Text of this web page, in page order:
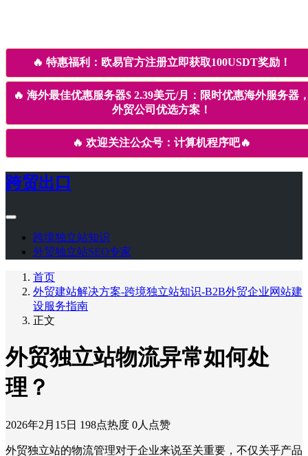
🔥 特惠福利：欧易官方注册立即获取100USDT奖励！
🔥 海外最佳优惠服务器$ 2.39美元/月：限时优惠海外服务器
外贸公司优选方案！
🔥 欢迎关注公众号：计算机程序吧🔥
跨贸出口
跨境独立站知识
外贸独立站SEO专家
首页
外贸建站解决方案-跨境独立站知识-B2B外贸企业网站建
设服务指南
正文
外贸独立站物流异常如何处
理？
2026年2月15日 198点热度 0人点赞
外贸独立站的物流管理对于企业来说至关重要，不仅关乎产品